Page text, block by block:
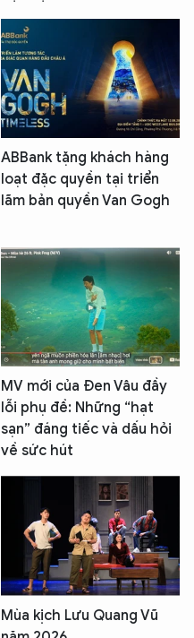
ABBank tặng khách hàng
loạt đặc quyền tại triển
lãm bản quyền Van Gogh
MV mới của Đen Vâu đầy
lỗi phụ đề: Những “hạt
sạn” đáng tiếc và dấu hỏi
về sức hút
Mùa kịch Lưu Quang Vũ